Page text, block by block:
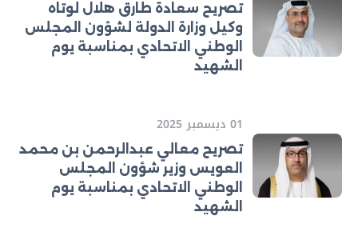
تصريح سعادة طارق هلال لوتاه
وكيل وزارة الدولة لشؤون المجلس
الوطني الاتحادي بمناسبة يوم
الشهيد
01 ديسمبر 2025
تصريح معالي عبدالرحمن بن محمد
العويس وزير شؤون المجلس
الوطني الاتحادي بمناسبة يوم
الشهيد